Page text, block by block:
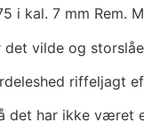
i kal. 7 mm Rem.
vilde og
riffeljagt
det har ikke været